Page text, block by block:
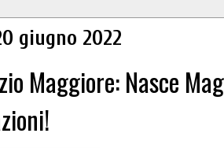
giugno 2022
Maggiore: Nasce